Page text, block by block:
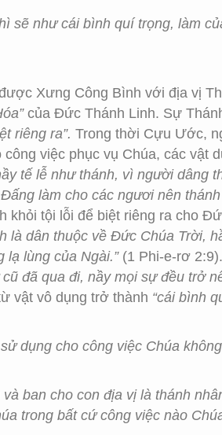
sẽ như cái bình quí trọng, làm
Xưng Công Bình với địa vị
của Đức Thánh Linh. Sự
riêng ra”. Trong thời Cựu Ước,
việc phục vụ Chúa, các vật
tế lễ như thánh, vì người
làm cho các ngươi nên thánh
khỏi tội lỗi để biệt riêng ra cho
là dân thuộc về Đức Chúa Trời,
lạ lùng của Ngài.”(1 Phi-e-rơ
đã qua đi, nầy mọi sự đều trở
vật vô dụng trở thành “cái bình
dụng cho công việc Chúa
ban cho con địa vị là thánh
trong bất cứ công việc nào